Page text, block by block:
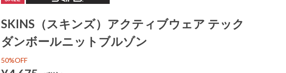
SKINS（スキンズ）アクティブウェア テック
ダンボールニットブルゾン
50%OFF